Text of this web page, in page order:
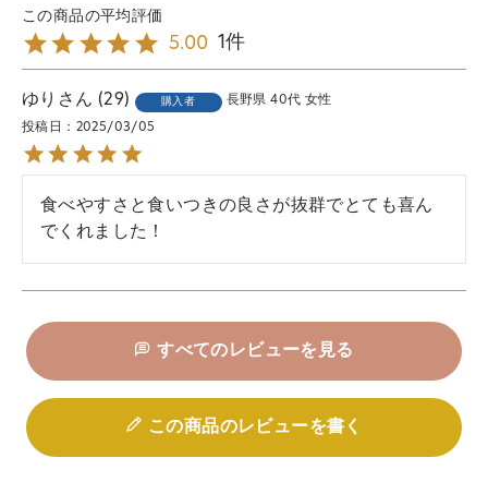
5.00 1
ゆり 29 購入者 長野県 40代 女性
投稿日 2025/03/05
食べやすさと食いつきの良さが抜群でとても喜ん
でくれました！
すべてのレビューを見る
この商品のレビューを書く